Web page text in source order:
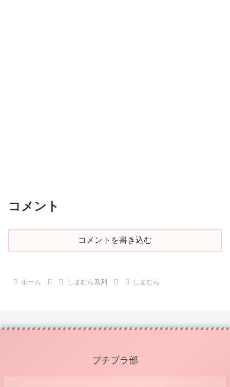
コメント
コメントを書き込む
ホーム しまむら系列 しまむら
プチプラ部